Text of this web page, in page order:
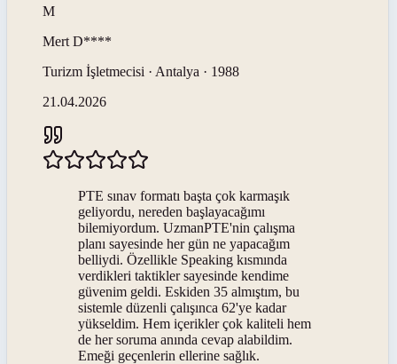
M
Mert D****
Turizm İşletmecisi · Antalya · 1988
21.04.2026
PTE sınav formatı başta çok karmaşık
geliyordu, nereden başlayacağımı
bilemiyordum. UzmanPTE'nin çalışma
planı sayesinde her gün ne yapacağım
belliydi. Özellikle Speaking kısmında
verdikleri taktikler sayesinde kendime
güvenim geldi. Eskiden 35 almıştım, bu
sistemle düzenli çalışınca 62'ye kadar
yükseldim. Hem içerikler çok kaliteli hem
de her soruma anında cevap alabildim.
Emeği geçenlerin ellerine sağlık.